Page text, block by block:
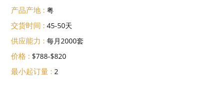
产品产地 : 粤
交货时间 : 45-50天
供应能力 : 每月2000套
价格 : $788-$820
最小起订量 : 2